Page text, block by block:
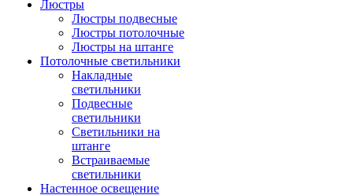
Люстры
Люстры подвесные
Люстры потолочные
Люстры на штанге
Потолочные светильники
Накладные
светильники
Подвесные
светильники
Светильники на
штанге
Встраиваемые
светильники
Настенное освещение